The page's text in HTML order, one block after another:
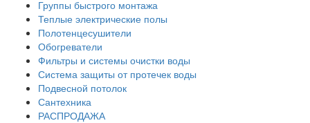
Группы быстрого монтажа
Теплые электрические полы
Полотенцесушители
Обогреватели
Фильтры и системы очистки воды
Система защиты от протечек воды
Подвесной потолок
Сантехника
РАСПРОДАЖА